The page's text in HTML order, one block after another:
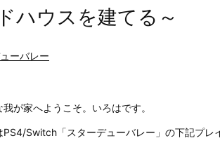
ハウスを建てる～
ーバレー
我が家へようこそ。いろはです。
PS4/Switch「スターデューバレー」の下記プレ